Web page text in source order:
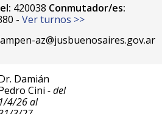
420038 Conmutador/es:
- Ver turnos >>
az@jusbuenosaires.gov.ar
Damián
Cini - del
1/4/26 al